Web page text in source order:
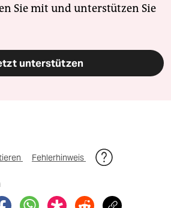
Sie mit und unterstützen Sie
unterstützen
Fehlerhinweis